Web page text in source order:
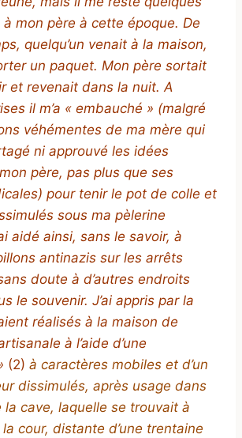
mon père à cette époque. De
quelqu’un venait à la maison,
un paquet. Mon père sortait
et revenait dans la nuit. A
il m’a « embauché » (malgré
véhémentes de ma mère qui
ni approuvé les idées
père, pas plus que ses
pour tenir le pot de colle et
sous ma pèlerine
aidé ainsi, sans le savoir, à
antinazis sur les arrêts
doute à d’autres endroits
le souvenir. J’ai appris par la
réalisés à la maison de
à l’aide d’une
(2) à caractères mobiles et d’un
dissimulés, après usage dans
la cave, laquelle se trouvait à
la cour, distante d’une trentaine